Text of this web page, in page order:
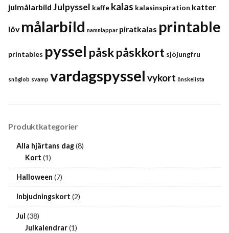
julmålarbild Julpyssel kaffe kalas kalasinspiration katter
löv målarbild namnlappar piratkalas printable
printables pyssel påskpåskkort sjöjungfru
snöglob svamp vardagspyssel vykort önskelista
Produktkategorier
Alla hjärtans dag(8)
Kort (1)
Halloween (7)
Inbjudningskort (2)
Jul (38)
Julkalendrar(1)